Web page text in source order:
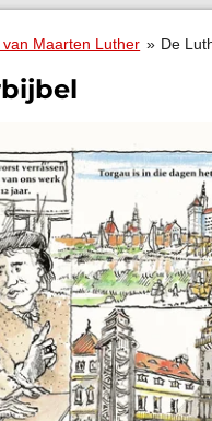
van Maarten Luther » De